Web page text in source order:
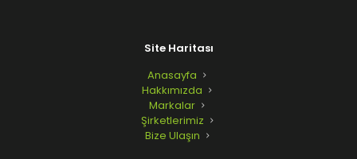
Site Haritası
Anasayfa
Hakkımızda
Markalar
Şirketlerimiz
Bize Ulaşın